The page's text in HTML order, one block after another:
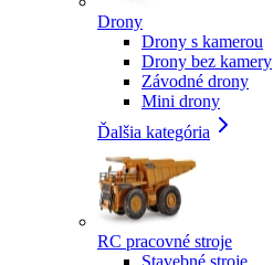
Drony
Drony s kamerou
Drony bez kamery
Závodné drony
Mini drony
Ďalšia kategória
RC pracovné stroje
Stavebné stroje